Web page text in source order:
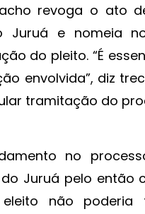
revoga o ato
Juruá e nomeia
do pleito. “É
envolvida”, diz
tramitação do
no
Juruá pelo então
não poderia